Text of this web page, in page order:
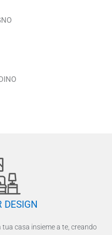
DESIGN
casa insieme a te, creando